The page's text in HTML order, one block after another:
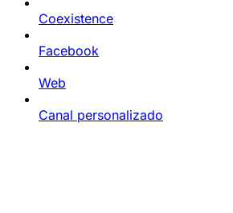
Coexistence
Facebook
Web
Canal personalizado